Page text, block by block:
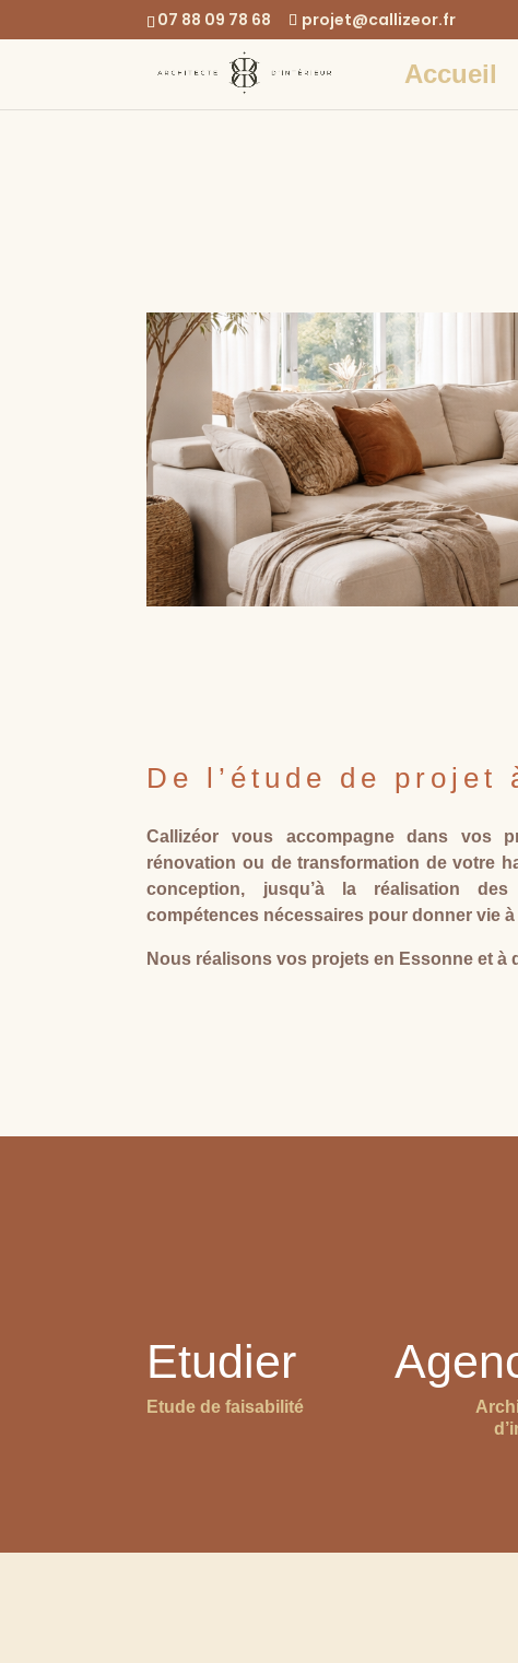
07 88 09 78 68 projet@callizeor.fr
Accueil
De l’étude de projet
Callizéor vous accompagne dans vos
rénovation ou de transformation de votre
conception, jusqu’à la réalisation
compétences nécessaires pour donner vie
Nous réalisons vos projets en Essonne et à
Etudier
Etude de faisabilité